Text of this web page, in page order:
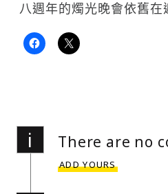
八週年的燭光晚會依舊在
i There are no
ADD YOURS